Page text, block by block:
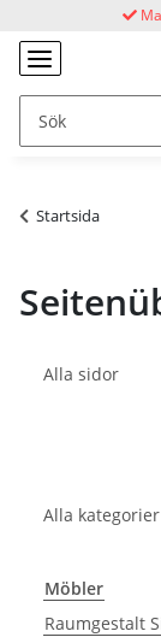
Startsida
Alla sidor
Alla kategorier
Möbler
Raumgestalt